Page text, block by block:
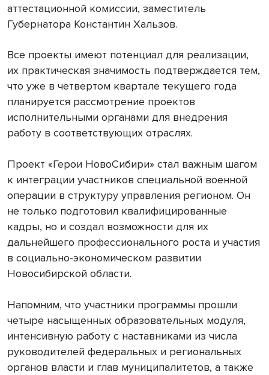
аттестационной комиссии, заместитель
Губернатора Константин Хальзов.
Все проекты имеют потенциал для реализации,
их практическая значимость подтверждается тем,
что уже в четвертом квартале текущего года
планируется рассмотрение проектов
исполнительными органами для внедрения
работу в соответствующих отраслях.
Проект «Герои НовоСибири» стал важным шагом
к интеграции участников специальной военной
операции в структуру управления регионом. Он
не только подготовил квалифицированные
кадры, но и создал возможности для их
дальнейшего профессионального роста и участия
в социально-экономическом развитии
Новосибирской области.
Напомним, что участники программы прошли
четыре насыщенных образовательных модуля,
интенсивную работу с наставниками из числа
руководителей федеральных и региональных
органов власти и глав муниципалитетов, а также